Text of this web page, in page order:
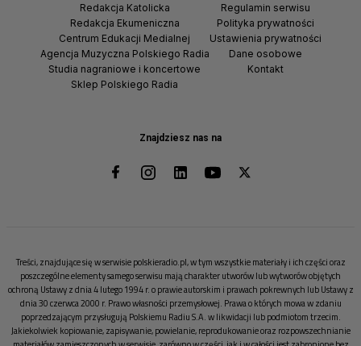
Znajdziesz nas na
Redakcja Katolicka
Redakcja Ekumeniczna
Centrum Edukacji Medialnej
Agencja Muzyczna Polskiego Radia
Studia nagraniowe i koncertowe
Sklep Polskiego Radia
Regulamin serwisu
Polityka prywatności
Ustawienia prywatności
Dane osobowe
Kontakt
Treści, znajdujące się w serwisie polskieradio.pl, w tym wszystkie materiały i ich części oraz
poszczególne elementy samego serwisu mają charakter utworów lub wytworów objętych
ochroną Ustawy z dnia 4 lutego 1994 r. o prawie autorskim i prawach pokrewnych lub Ustawy z
dnia 30 czerwca 2000 r. Prawo własności przemysłowej. Prawa o których mowa w zdaniu
poprzedzającym przysługują Polskiemu Radiu S.A. w likwidacji lub podmiotom trzecim.
Jakiekolwiek kopiowanie, zapisywanie, powielanie, reprodukowanie oraz rozpowszechnianie